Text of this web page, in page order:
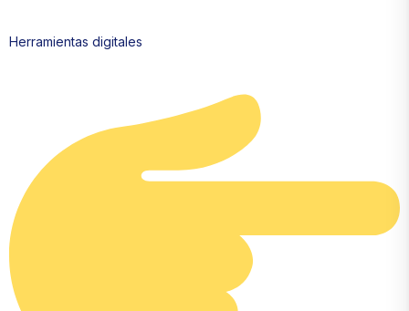
Herramientas digitales